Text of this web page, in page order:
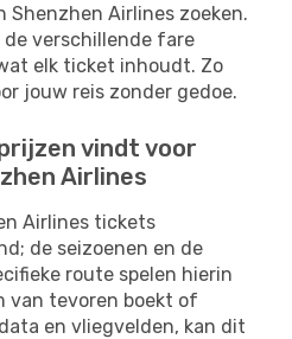
Airlines zoeken.
verschillende fare
elk ticket inhoudt. Zo
jouw reis zonder gedoe.
vindt voor
Airlines
Airlines tickets
de seizoenen en de
route spelen hierin
van tevoren boekt of
en vliegvelden, kan dit